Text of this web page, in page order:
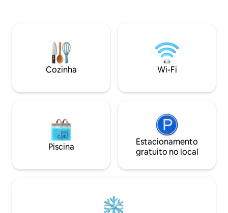
mercado de peixes. Todas as atrações
turísticas e museus estão por perto.
Estacionamento/garagem nas
proximidades.Cozinha Wi-Fi
Piscina
Estacionamento
gratuito no local